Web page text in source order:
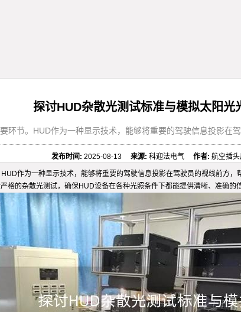
探讨HUD杂散光测试标准与模拟太阳光
环节。HUD作为一种显示技术，能够将重要的驾驶信息投影在
发布时间: 2025-08-13来源: 科迎法电气作者: 航空插
作为一种显示技术，能够将重要的驾驶信息投影在驾驶员的视线前方
的杂散光测试，确保HUD设备在各种光照条件下都能提供清晰、准确的